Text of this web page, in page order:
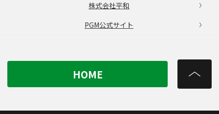
株式会社平和
PGM公式サイト
HOME